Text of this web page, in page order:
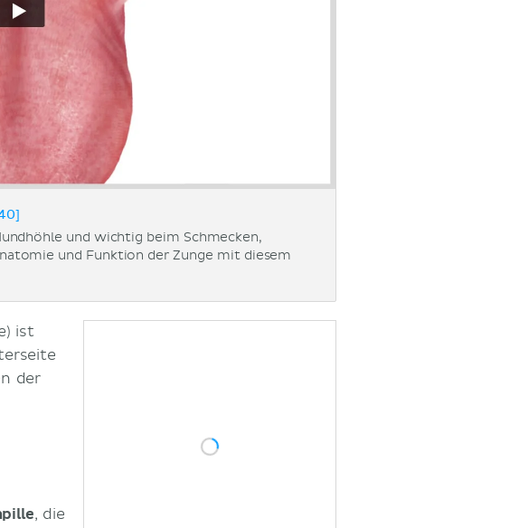
und wichtig beim Schmecken,
und Funktion der Zunge mit diesem
ist
der
, die